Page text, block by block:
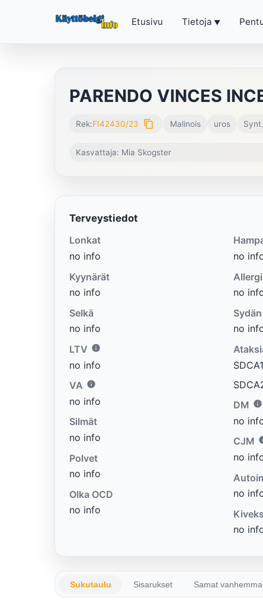
Etusivu Tietoja
PARENDO VINCES
Rek:FI42430/23 content_copy Malinois uros
Kasvattaja: Mia Skogster
Terveystiedot
Lonkat
no info
Kyynärät
no info
Selkä
no info
LTV
no info
VA
no info
Silmät
no info
Polvet
no info
Olka OCD
no info
no
no
Sydän
no
DM
no
CJM
no
no
no
Sukutaulu Sisarukset Samat